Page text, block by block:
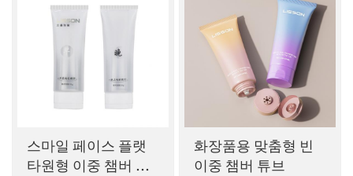
스마일 페이스 플랫
타원형 이중 챔버 튜
화장품용 맞춤형 빈
이중 챔버 튜브